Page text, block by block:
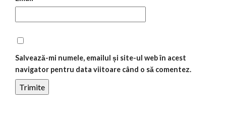
Salvează-mi numele, emailul și site-ul web în acest
navigator pentru data viitoare când o să comentez.